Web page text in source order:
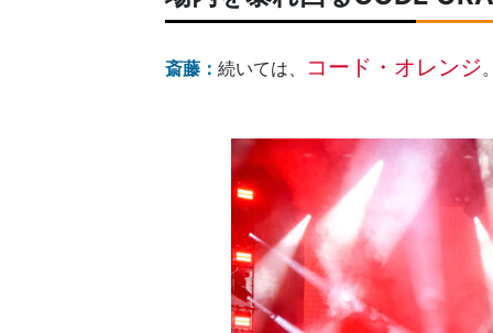
斎藤： 続いては、 コード・オレンジ